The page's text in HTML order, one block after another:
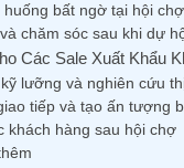
huống bất ngờ tại hội chợ
chăm sóc sau khi dự
Các Sale Xuất Khẩu
lưỡng và nghiên cứu
tiếp và tạo ấn tượng
khách hàng sau hội chợ